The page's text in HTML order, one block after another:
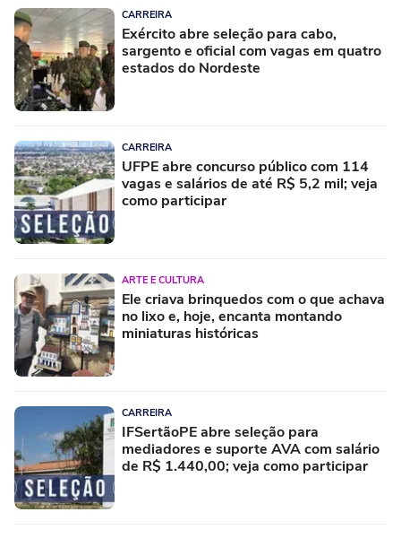
CARREIRA
Exército abre seleção para cabo,
sargento e oficial com vagas em quatro
estados do Nordeste
CARREIRA
UFPE abre concurso público com 114
vagas e salários de até R$ 5,2 mil; veja
como participar
ARTE E CULTURA
Ele criava brinquedos com o que achava
no lixo e, hoje, encanta montando
miniaturas históricas
CARREIRA
IFSertãoPE abre seleção para
mediadores e suporte AVA com salário
de R$ 1.440,00; veja como participar